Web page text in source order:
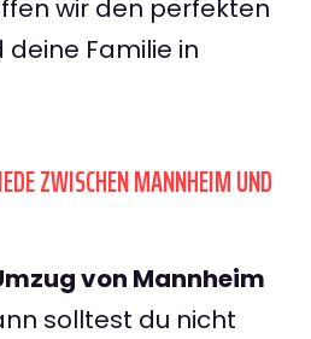
wir den perfekten
Familie in
ZWISCHEN MANNHEIM UND
von Mannheim
solltest du nicht